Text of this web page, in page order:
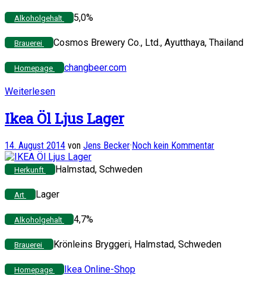
Alkoholgehalt 5,0%
Brauerei Cosmos Brewery Co., Ltd., Ayutthaya, Thailand
Homepage changbeer.com
Weiterlesen
Ikea Öl Ljus Lager
14. August 2014 von Jens Becker·Noch kein Kommentar
Herkunft Halmstad, Schweden
Art Lager
Alkoholgehalt 4,7%
Brauerei Krönleins Bryggeri, Halmstad, Schweden
Homepage Ikea Online-Shop